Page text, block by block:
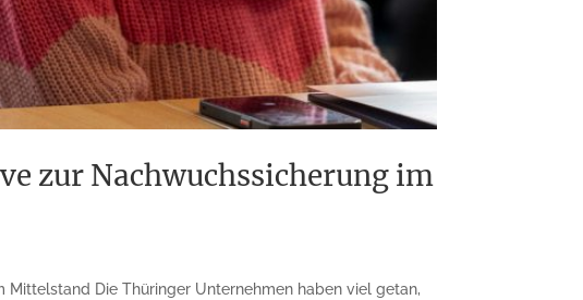
zur Nachwuchssicherung im
Mittelstand Die Thüringer Unternehmen haben viel getan,